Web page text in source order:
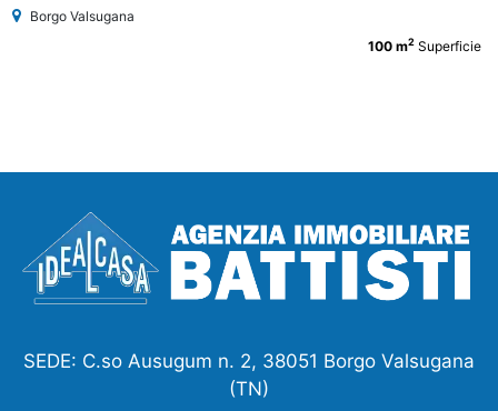
Borgo Valsugana
100 m2 Superficie
SEDE: C.so Ausugum n. 2, 38051 Borgo Valsugana
(TN)